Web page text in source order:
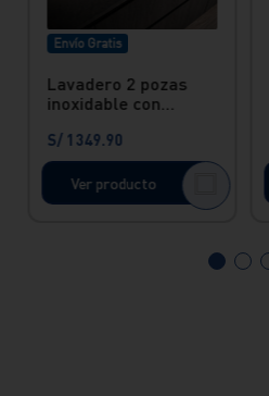
Envío Gratis
Lavadero 2 pozas
inoxidable con
Vainsa
S/ 1349.90
Ver producto